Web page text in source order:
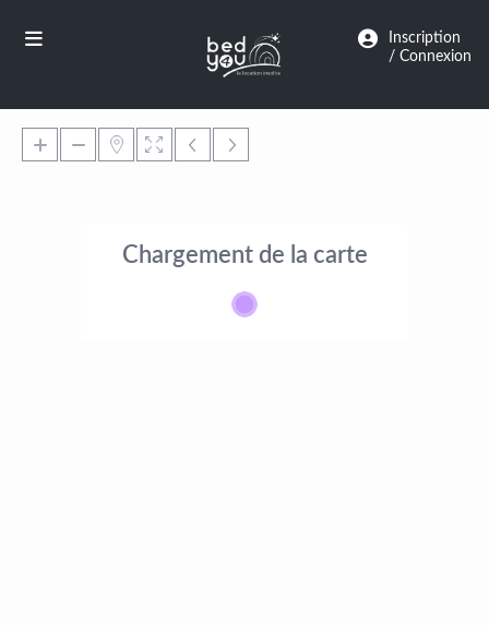
Inscription
/ Connexion
Chargement de la carte